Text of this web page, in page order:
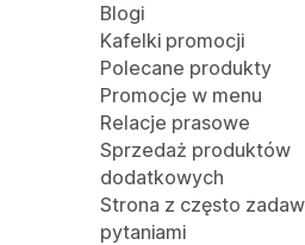
Blogi
Kafelki promocji
Polecane produkty
Promocje w menu
Relacje prasowe
Sprzedaż produktów
dodatkowych
Strona z często
pytaniami